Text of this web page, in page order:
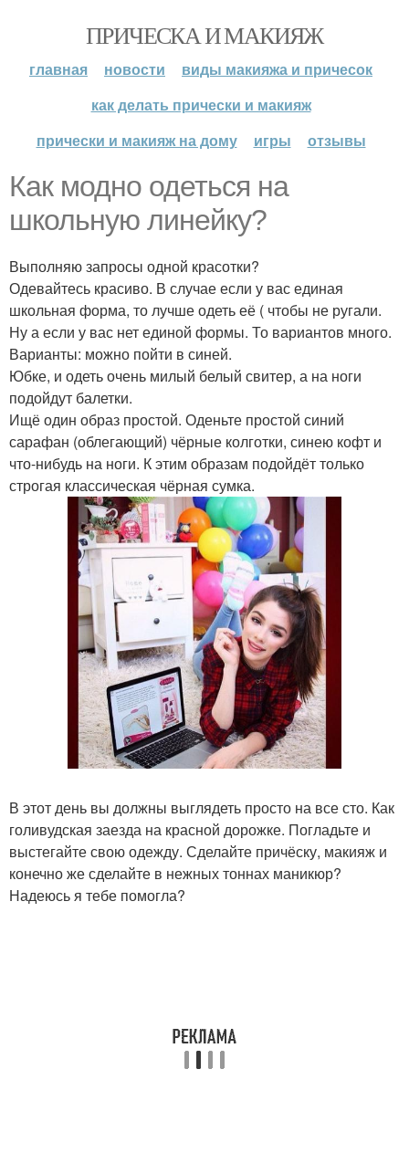
ПРИЧЕСКА И МАКИЯЖ
главная новости
виды макияжа и причесок
как делать прически и макияж
прически и макияж на дому
игры отзывы
Как модно одеться на
школьную линейку?
Выполняю запросы одной красотки?
Одевайтесь красиво. В случае если у вас единая
школьная форма, то лучше одеть её ( чтобы не ругали.
Ну а если у вас нет единой формы. То вариантов много.
Варианты: можно пойти в синей.
Юбке, и одеть очень милый белый свитер, а на ноги
подойдут балетки.
Ищё один образ простой. Оденьте простой синий
сарафан (облегающий) чёрные колготки, синею кофт и
что-нибудь на ноги. К этим образам подойдёт только
строгая классическая чёрная сумка.
В этот день вы должны выглядеть просто на все сто. Как
голивудская заезда на красной дорожке. Погладьте и
выстегайте свою одежду. Сделайте причёску, макияж и
конечно же сделайте в нежных тоннах маникюр?
Надеюсь я тебе помогла?